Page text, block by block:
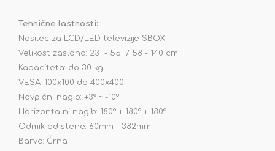
Tehnične lastnosti:
Nosilec za LCD/LED televizije SBOX
Velikost zaslona: 23 "- 55" / 58 - 140 cm
Kapaciteta: do 30 kg
VESA: 100x100 do 400x400
Navpični nagib: +3° ~ -10°
Horizontalni nagib: 180° + 180° + 180°
Odmik od stene: 60mm - 382mm
Barva: Črna